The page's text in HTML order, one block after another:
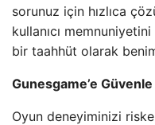
sorunuz için hızlıca
kullanıcı
bir taahhüt olarak
Gunesgame’e Güvenle
Oyun deneyiminizi